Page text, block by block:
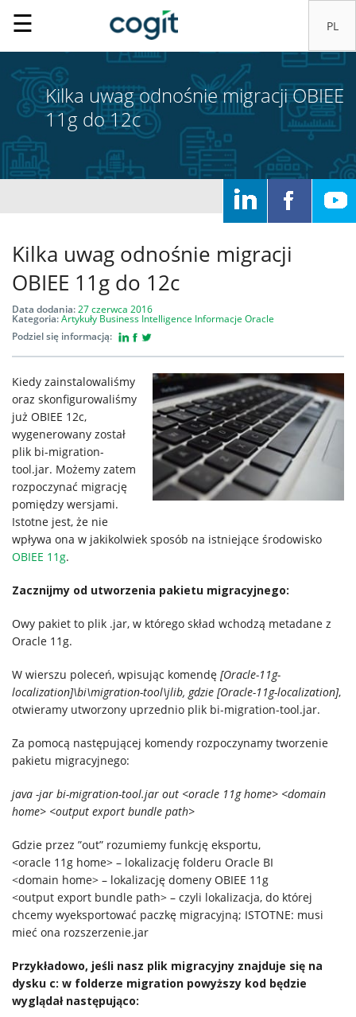
Home
Rozwiązania
Systemy
IT
Usługi
Klienci
Kariera
O
firmie
Kontakt
☰
Kilka uwag odnośnie migracji OBIEE
11g do 12c
Kilka uwag odnośnie migracji
OBIEE 11g do 12c
Data dodania:27 czerwca 2016
Kategoria:Artykuły Business Intelligence Informacje Oracle
Podziel się informacją:
Kiedy zainstalowaliśmy
oraz skonfigurowaliśmy
już OBIEE 12c,
wygenerowany został
plik bi-migration-
tool.jar. Możemy zatem
rozpoczynać migrację
pomiędzy wersjami.
Istotne jest, że nie
wpływa ona w jakikolwiek sposób na istniejące środowisko
OBIEE 11g.
Zacznijmy od utworzenia pakietu migracyjnego:
Owy pakiet to plik .jar, w którego skład wchodzą metadane z
Oracle 11g.
W wierszu poleceń, wpisując komendę [Oracle-11g-
localization]\bi\migration-tool\jlib, gdzie [Oracle-11g-localization],
otwieramy utworzony uprzednio plik bi-migration-tool.jar.
Za pomocą następującej komendy rozpoczynamy tworzenie
pakietu migracyjnego:
java -jar bi-migration-tool.jar out <oracle 11g home> <domain
home> <output export bundle path>
Gdzie przez ”out” rozumiemy funkcję eksportu,
<oracle 11g home> – lokalizację folderu Oracle BI
<domain home> – lokalizację domeny OBIEE 11g
<output export bundle path> – czyli lokalizacja, do której
chcemy wyeksportować paczkę migracyjną; ISTOTNE: musi
mieć ona rozszerzenie.jar
Przykładowo, jeśli nasz plik migracyjny znajduje się na
dysku c: w folderze migration powyższy kod będzie
wyglądał następująco: